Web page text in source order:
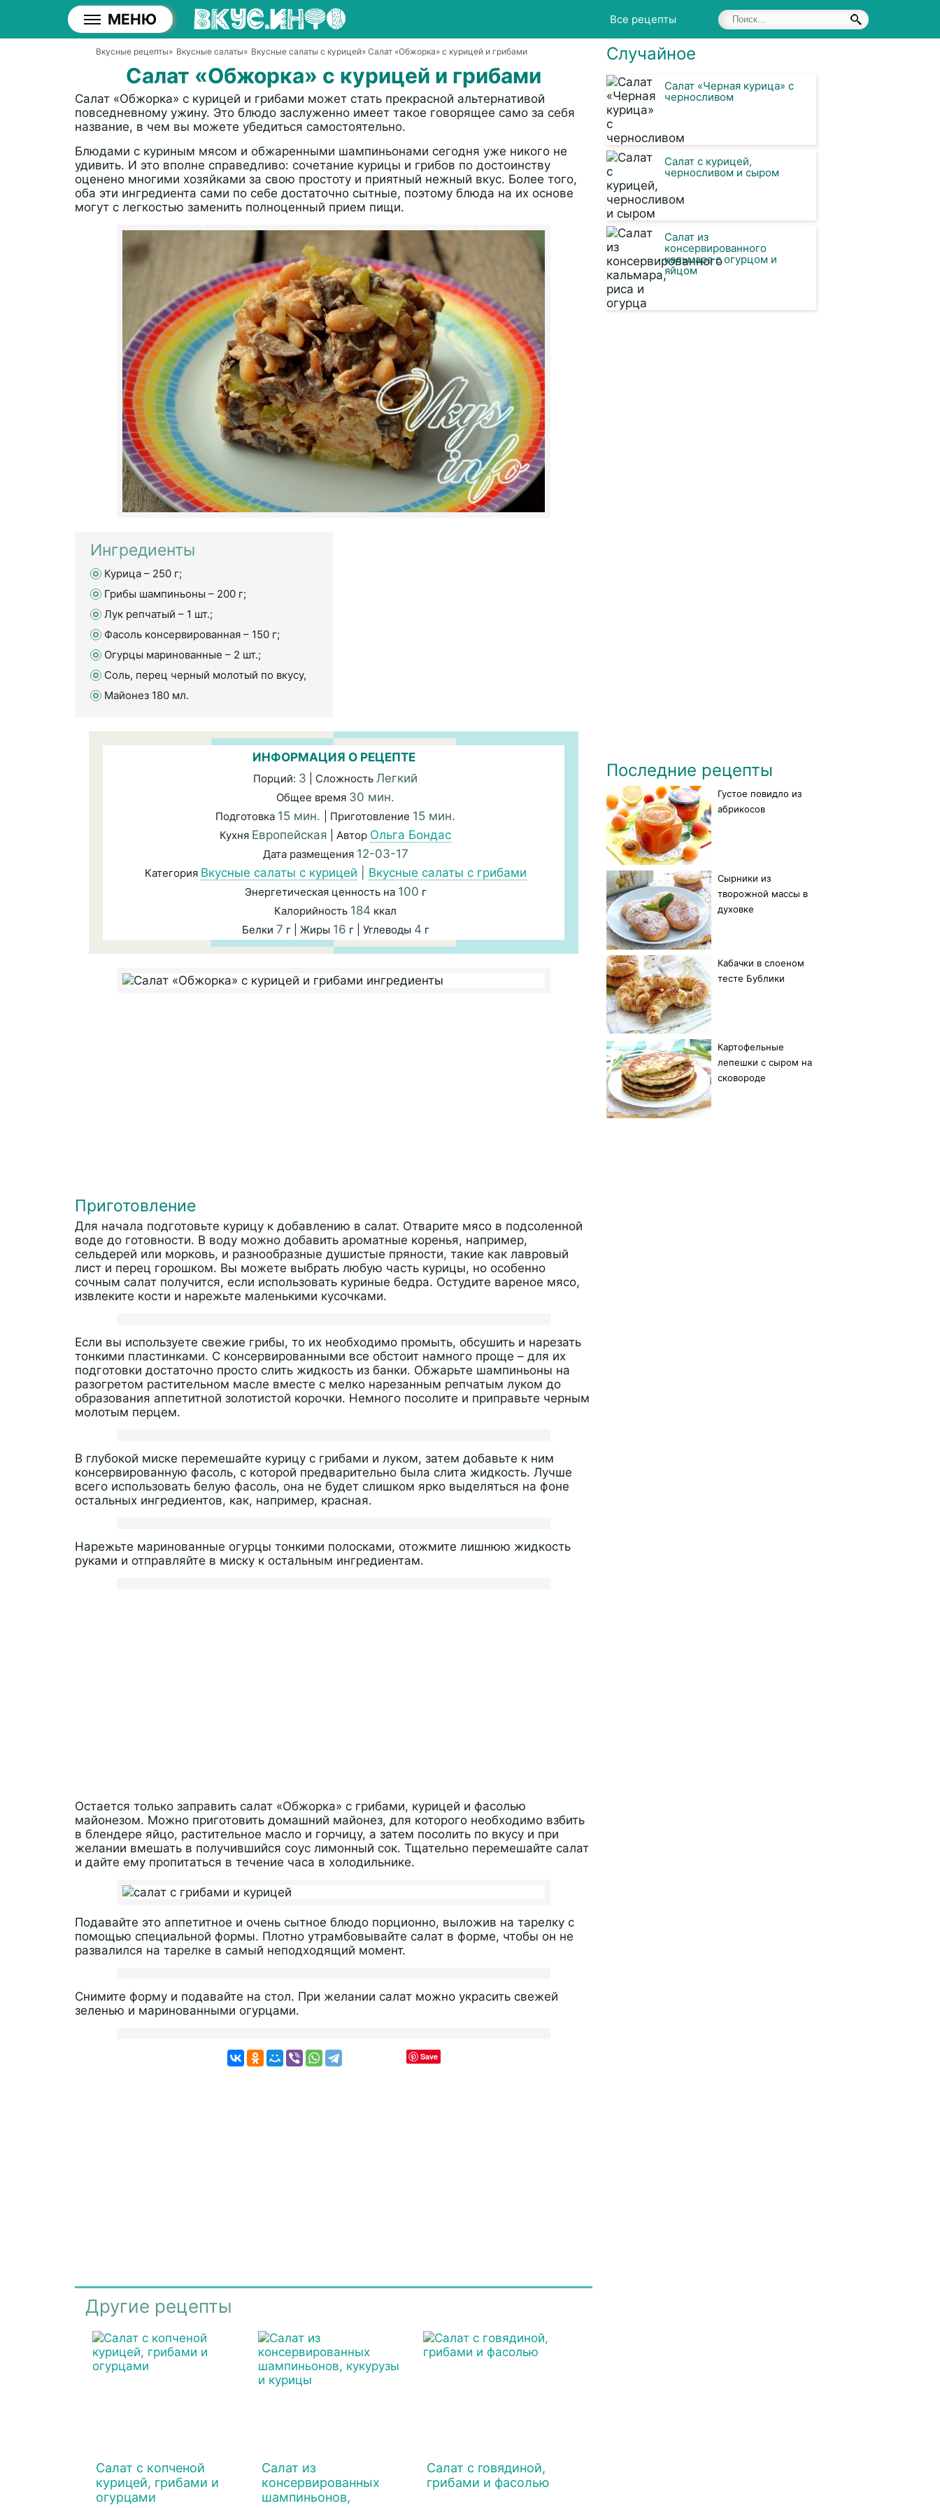
МЕНЮ Все рецепты
Вкусные рецепты» Вкусные салаты» Вкусные салаты с курицей» Салат «Обжорка» с курицей и грибами
Салат «Обжорка» с курицей и грибами
Салат «Обжорка» с курицей и грибами может стать прекрасной альтернативой
повседневному ужину. Это блюдо заслуженно имеет такое говорящее само за себя
название, в чем вы можете убедиться самостоятельно.
Блюдами с куриным мясом и обжаренными шампиньонами сегодня уже никого не
удивить. И это вполне справедливо: сочетание курицы и грибов по достоинству
оценено многими хозяйками за свою простоту и приятный нежный вкус. Более того,
оба эти ингредиента сами по себе достаточно сытные, поэтому блюда на их основе
могут с легкостью заменить полноценный прием пищи.
Ингредиенты
Курица – 250 г;
Грибы шампиньоны – 200 г;
Лук репчатый – 1 шт.;
Фасоль консервированная – 150 г;
Огурцы маринованные – 2 шт.;
Соль, перец черный молотый по вкусу,
Майонез 180 мл.
ИНФОРМАЦИЯ О РЕЦЕПТЕ
Порций: 3 | Сложность Легкий
Общее время 30 мин.
Подготовка 15 мин. | Приготовление 15 мин.
Кухня Европейская | Автор Ольга Бондас
Дата размещения 12-03-17
Категория Вкусные салаты с курицей Вкусные салаты с грибами
Энергетическая ценность на 100 г
Калорийность 184 ккал
Белки 7 г | Жиры 16 г | Углеводы 4 г
Приготовление
Для начала подготовьте курицу к добавлению в салат. Отварите мясо в подсоленной
воде до готовности. В воду можно добавить ароматные коренья, например,
сельдерей или морковь, и разнообразные душистые пряности, такие как лавровый
лист и перец горошком. Вы можете выбрать любую часть курицы, но особенно
сочным салат получится, если использовать куриные бедра. Остудите вареное мясо,
извлеките кости и нарежьте маленькими кусочками.
Если вы используете свежие грибы, то их необходимо промыть, обсушить и нарезать
тонкими пластинками. С консервированными все обстоит намного проще – для их
подготовки достаточно просто слить жидкость из банки. Обжарьте шампиньоны на
разогретом растительном масле вместе с мелко нарезанным репчатым луком до
образования аппетитной золотистой корочки. Немного посолите и приправьте черным
молотым перцем.
В глубокой миске перемешайте курицу с грибами и луком, затем добавьте к ним
консервированную фасоль, с которой предварительно была слита жидкость. Лучше
всего использовать белую фасоль, она не будет слишком ярко выделяться на фоне
остальных ингредиентов, как, например, красная.
Нарежьте маринованные огурцы тонкими полосками, отожмите лишнюю жидкость
руками и отправляйте в миску к остальным ингредиентам.
Остается только заправить салат «Обжорка» с грибами, курицей и фасолью
майонезом. Можно приготовить домашний майонез, для которого необходимо взбить
в блендере яйцо, растительное масло и горчицу, а затем посолить по вкусу и при
желании вмешать в получившийся соус лимонный сок. Тщательно перемешайте салат
и дайте ему пропитаться в течение часа в холодильнике.
Подавайте это аппетитное и очень сытное блюдо порционно, выложив на тарелку с
помощью специальной формы. Плотно утрамбовывайте салат в форме, чтобы он не
развалился на тарелке в самый неподходящий момент.
Снимите форму и подавайте на стол. При желании салат можно украсить свежей
зеленью и маринованными огурцами.
Save
Другие рецепты
Салат с копченой
курицей, грибами и
огурцами
Салат из
консервированных
шампиньонов,
Салат с говядиной,
грибами и фасолью
Случайное
Салат «Черная курица» с
черносливом
Салат с курицей,
черносливом и сыром
Салат из
консервированного
кальмара с огурцом и
яйцом
Последние рецепты
Густое повидло из
абрикосов
Сырники из
творожной массы в
духовке
Кабачки в слоеном
тесте Бублики
Картофельные
лепешки с сыром на
сковороде